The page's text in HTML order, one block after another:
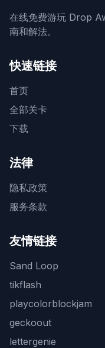
在线免费游玩 Drop
南和解法。
快速链接
首页
全部关卡
下载
法律
隐私政策
服务条款
友情链接
Sand Loop
tikflash
playcolorblockjam
geckoout
lettergenie